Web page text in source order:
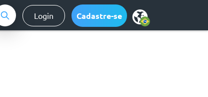
Login Cadastre-se